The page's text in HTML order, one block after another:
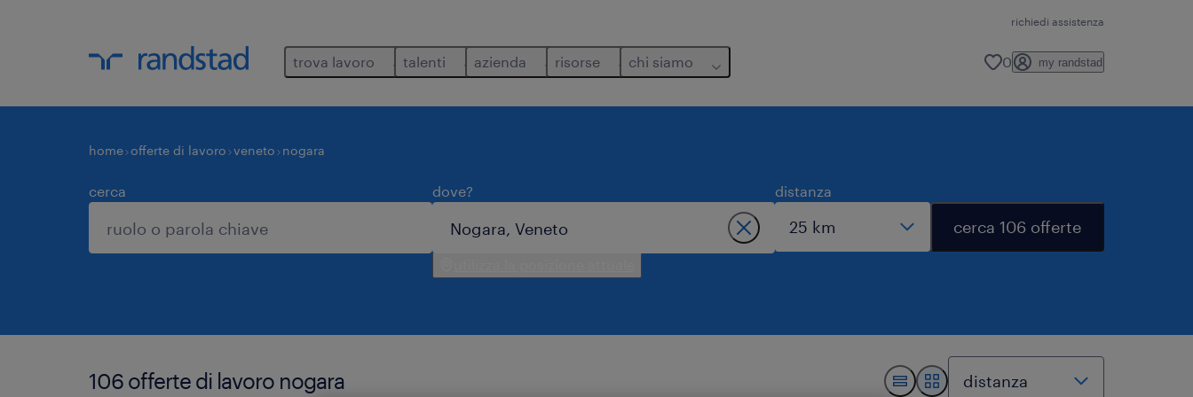
richiedi assistenza
trova lavoro talenti azienda risorse chi siamo 0 my randstad
home offerte di lavoro veneto nogara
cerca dove? distanza
cerca 106 offerte
106 offerte di lavoro nogara